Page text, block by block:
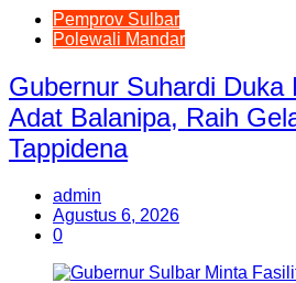
Pemprov Sulbar
Polewali Mandar
Gubernur Suhardi Duka
Adat Balanipa, Raih
Tappidena
admin
Agustus 6, 2026
0